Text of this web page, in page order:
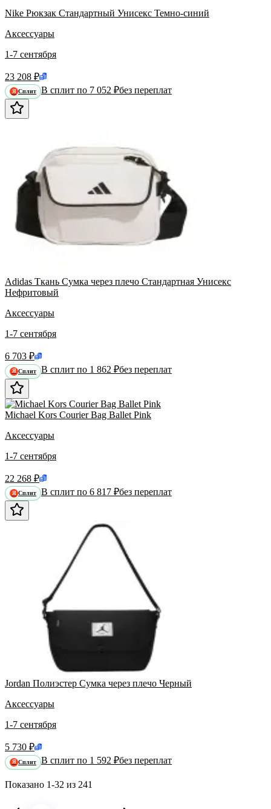
Nike Рюкзак Стандартный Унисекс Темно-синий
Аксессуары
1-7 сентября
23 208 ₽
Я Сплит В сплит по 7 052 ₽без переплат
Adidas Ткань Сумка через плечо Стандартная Унисекс
Нефритовый
Аксессуары
1-7 сентября
6 703 ₽
Я Сплит В сплит по 1 862 ₽без переплат
Michael Kors Courier Bag Ballet Pink
Аксессуары
1-7 сентября
22 268 ₽
Я Сплит В сплит по 6 817 ₽без переплат
Jordan Полиэстер Сумка через плечо Черный
Аксессуары
1-7 сентября
5 730 ₽
Я Сплит В сплит по 1 592 ₽без переплат
Показано 1-32 из 241